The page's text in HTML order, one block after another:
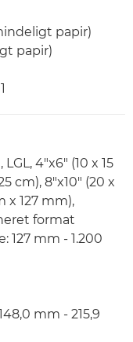
papir)
papir)
4"x6" (10 x 15
cm), 8"x10" (20 x
x 127 mm),
format
127 mm - 1.200
mm - 215,9